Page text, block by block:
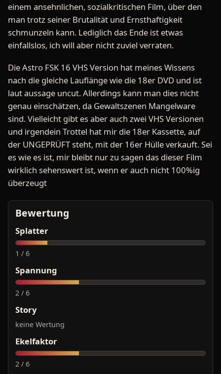
einem ansehnlichen, sozialkritischen Film, über den
man trotz seiner Brutalität und Ernsthaftigkeit
schmunzeln kann. Lediglich das Ende ist etwas
einfallslos, ich will aber nicht zuviel verraten.
Die Astro FSK 16 VHS Version hat meines Wissens
nach die gleiche Lauflänge wie die 18er DVD und ist
laut aussage uncut. Allerdings kann man dies nicht
genau einschätzen, da Gewaltszenen Mangelware
sind. Vielleicht gibt es aber auch zwei VHS Versionen
und irgendein Trottel hat mir die 18er Kassette, auf
der UNGEPRÜFT steht, mit der 16er Hülle verkauft. Sei
es wie es ist, mir bleibt nur zu sagen das dieser Film
wirklich sehenswert ist, wenn er auch nicht 100%ig
überzeugt
Bewertung
Splatter
1 / 6
Spannung
2 / 6
Story
keine Wertung
Ekelfaktor
2 / 6